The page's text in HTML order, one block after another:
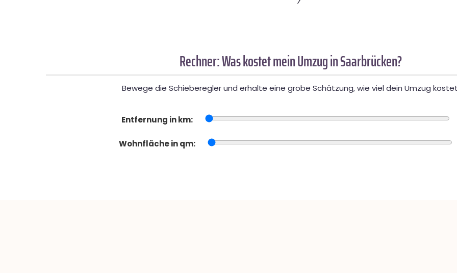
Rechner: Was kostet mein Umzug in Saarbrücken?
Bewege die Schieberegler und erhalte eine grobe Schätzung, wie viel dein Umzug
Entfernung in km:
Wohnfläche in qm: